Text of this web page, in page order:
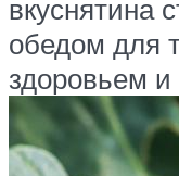
вкуснятина
обедом для
здоровьем и